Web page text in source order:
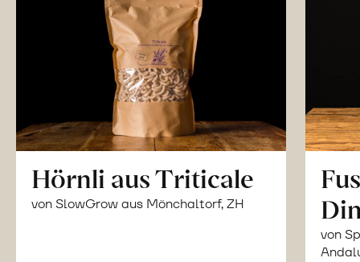
Hörnli aus Triticale
von SlowGrow aus Mönchaltorf, ZH
von